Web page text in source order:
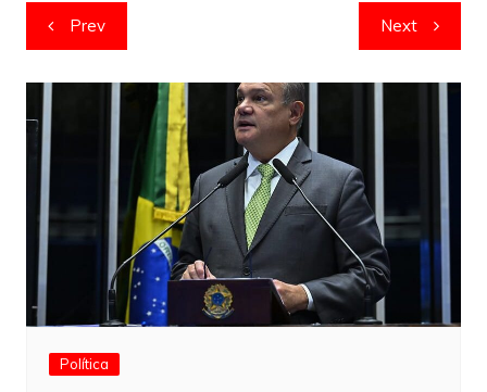
Navegação
de
artigos
Prev Next
Política